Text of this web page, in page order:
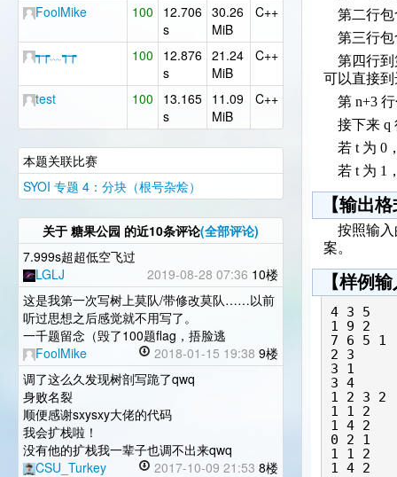
FoolMike 100
12.706
s
30.26
MiB
C++
┭┮﹏┭┮ 100
12.876
s
21.24
MiB
C++
test 100
13.165
s
11.09
MiB
C++
本题关联比赛
SYOI 专题 4：分块（根号杂烩）
关于 糖果公园 的近10条评论(全部评论)
7.999s超超低空飞过
LGLJ
2019-08-28 07:36 10楼
这是我第一次写树上莫队/带修改莫队……以前
听过思想之后感觉就不用写了。
一千题留念（毁了100题flag，捂脸逃
FoolMike
2018-01-15 19:38 9楼
调了这么久发现树剖写跪了qwq
身败名裂
顺便感谢sxysxy大佬的代码
我会扩栈啦！
没有他的扩栈我一辈子也调不出来qwq
CSU_Turkey
2017-10-09 21:53 8楼
第二行包
第三行包
第四行到
可以直接
第 n+3 行
接下来 q
若 t 为 0
若 t 为 1
【输出
按照输入
案。
【样例
4 3 5
1 9 2
7 6 5 1
2 3
3 1
3 4
1 2 3 2
1 1 2
1 4 2
0 2 1
1 1 2